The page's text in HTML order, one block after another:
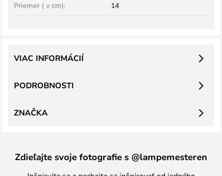
Priemer ( v cm):
14
PODROBNOSTI
VIAC INFORMÁCIÍ
ZNAČKA
Zdieľajte svoje fotografie s @lampemesteren